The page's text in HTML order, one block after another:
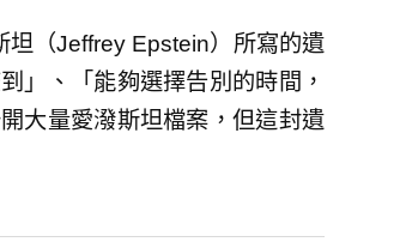
（Jeffrey Epstein）所寫的遺
」、「能夠選擇告別的時間，
大量愛潑斯坦檔案，但這封遺